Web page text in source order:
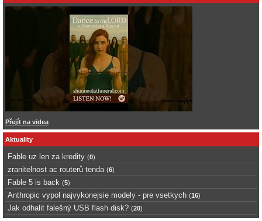
Přejít na videa
Aktuality
Fable uz len za kredity (0)
zranitelnost ac routerů tenda (6)
Fable 5 is back (5)
Anthropic vypol najvykonejsie modely - pre vsetkych (16)
Jak odhalit falešný USB flash disk? (20)